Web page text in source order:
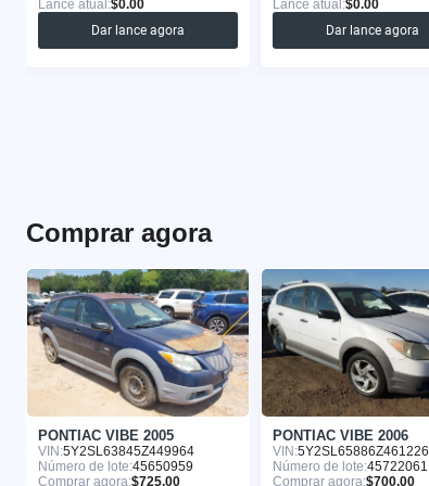
Lance atual:$0.00
Dar lance agora
Lance atual:$0.00
Dar lance agora
Comprar agora
PONTIAC VIBE 2005
VIN:5Y2SL63845Z449964
Número de lote:45650959
Comprar agora:$725.00
PONTIAC VIBE 2006
VIN:5Y2SL65886Z461226
Número de lote:45722061
Comprar agora:$700.00